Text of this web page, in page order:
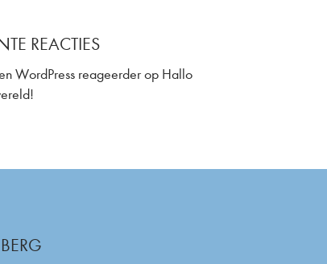
REACTIES
WordPress reageerderop Hallo